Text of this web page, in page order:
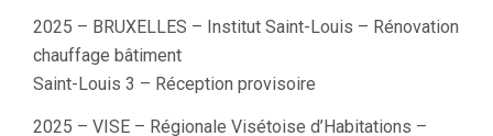
2025 – BRUXELLES – Institut Saint-Louis – Rénovation
chauffage bâtiment
Saint-Louis 3 – Réception provisoire
2025 – VISE – Régionale Visétoise d’Habitations –